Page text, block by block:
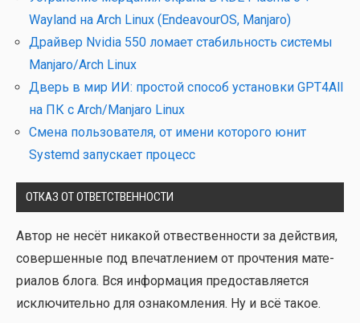
Wayland на Arch Linux (EndeavourOS, Manjaro)
Драйвер Nvidia 550 ломает стабильность системы
Manjaro/Arch Linux
Дверь в мир ИИ: простой способ установки GPT4All
на ПК с Arch/Manjaro Linux
Смена пользователя, от имени которого юнит
Systemd запускает процесс
ОТКАЗ ОТ ОТВЕТСТВЕННОСТИ
Автор не несёт ника­кой отвест­вен­но­сти за дей­ствия,
совер­шен­ные под впе­чат­ле­ни­ем от про­чте­ния мате­
ри­а­лов бло­га. Вся инфор­ма­ция предо­став­ля­ет­ся
исклю­чи­тель­но для озна­ком­ле­ния. Ну и всё такое.